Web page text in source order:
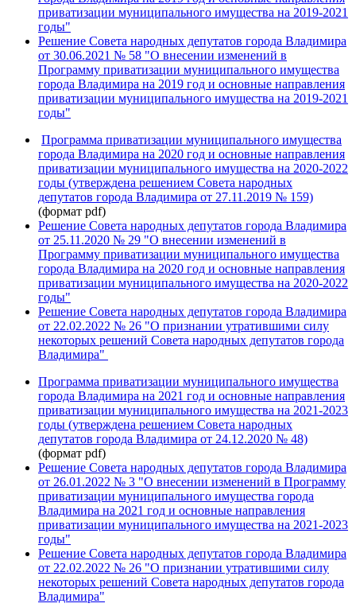
приватизации муниципального имущества на 2019-2021
годы"
Решение Совета народных депутатов города Владимира
от 30.06.2021 № 58 "О внесении изменений в
Программу приватизации муниципального имущества
города Владимира на 2019 год и основные направления
приватизации муниципального имущества на 2019-2021
годы"
Программа приватизации муниципального имущества
города Владимира на 2020 год и основные направления
приватизации муниципального имущества на 2020-2022
годы (утверждена решением Совета народных
депутатов города Владимира от 27.11.2019 № 159)
(формат pdf)
Решение Совета народных депутатов города Владимира
от 25.11.2020 № 29 "О внесении изменений в
Программу приватизации муниципального имущества
города Владимира на 2020 год и основные направления
приватизации муниципального имущества на 2020-2022
годы"
Решение Совета народных депутатов города Владимира
от 22.02.2022 № 26 "О признании утратившими силу
некоторых решений Совета народных депутатов города
Владимира"
Программа приватизации муниципального имущества
города Владимира на 2021 год и основные направления
приватизации муниципального имущества на 2021-2023
годы (утверждена решением Совета народных
депутатов города Владимира от 24.12.2020 № 48)
(формат pdf)
Решение Совета народных депутатов города Владимира
от 26.01.2022 № 3 "О внесении изменений в Программу
приватизации муниципального имущества города
Владимира на 2021 год и основные направления
приватизации муниципального имущества на 2021-2023
годы"
Решение Совета народных депутатов города Владимира
от 22.02.2022 № 26 "О признании утратившими силу
некоторых решений Совета народных депутатов города
Владимира"